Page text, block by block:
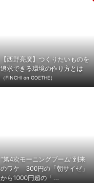
【西野亮廣】つくりたいものを
追求できる環境の作り方とは
（FINCHI on GOETHE）
“第4次モーニングブーム”到来
のワケ 300円の「朝サイゼ」
から1000円超の「...